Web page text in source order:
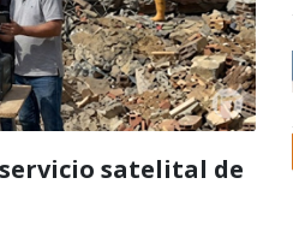
satelital de